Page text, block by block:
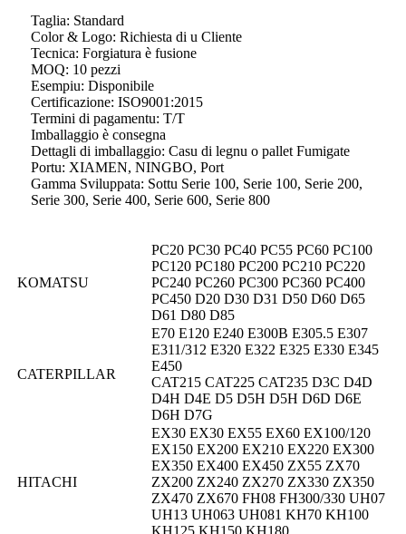
Taglia: Standard
Color & Logo: Richiesta di u Cliente
Tecnica: Forgiatura è fusione
MOQ: 10 pezzi
Esempiu: Disponibile
Certificazione: ISO9001:2015
Termini di pagamentu: T/T
Imballaggio è consegna
Dettagli di imballaggio: Casu di legnu o pallet Fumigate
Portu: XIAMEN, NINGBO, Port
Gamma Sviluppata: Sottu Serie 100, Serie 100, Serie 200,
Serie 300, Serie 400, Serie 600, Serie 800
KOMATSU
PC20 PC30 PC40 PC55 PC60 PC100
PC120 PC180 PC200 PC210 PC220
PC240 PC260 PC300 PC360 PC400
PC450 D20 D30 D31 D50 D60 D65
D61 D80 D85
CATERPILLAR
E70 E120 E240 E300B E305.5 E307
E311/312 E320 E322 E325 E330 E345
E450
CAT215 CAT225 CAT235 D3C D4D
D4H D4E D5 D5H D5H D6D D6E
D6H D7G
HITACHI
EX30 EX30 EX55 EX60 EX100/120
EX150 EX200 EX210 EX220 EX300
EX350 EX400 EX450 ZX55 ZX70
ZX200 ZX240 ZX270 ZX330 ZX350
ZX470 ZX670 FH08 FH300/330 UH07
UH13 UH063 UH081 KH70 KH100